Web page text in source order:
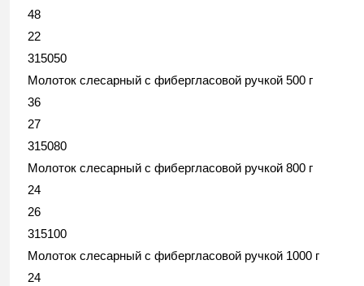
48
22
315050
Молоток слесарный с фибергласовой ручкой 500 г
36
27
315080
Молоток слесарный с фибергласовой ручкой 800 г
24
26
315100
Молоток слесарный с фибергласовой ручкой 1000 г
24